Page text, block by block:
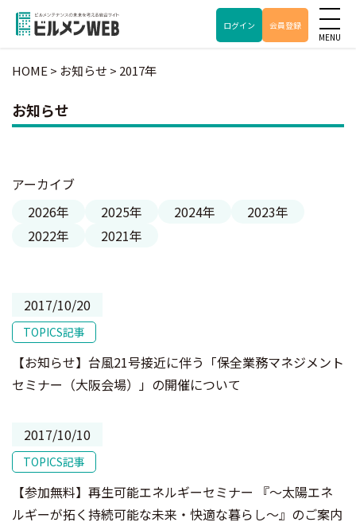
ログイン 会員登録
HOME > お知らせ > 2017年
お知らせ
アーカイブ
2026年
2025年 2024年
2023年
2022年
2021年
2017/10/20
TOPICS記事
【お知らせ】台風21号接近に伴う「保全業務マネジメント
セミナー（大阪会場）」の開催について
2017/10/10
TOPICS記事
【参加無料】再生可能エネルギーセミナー 『～太陽エネ
ルギーが拓く持続可能な未来・快適な暮らし～』のご案内